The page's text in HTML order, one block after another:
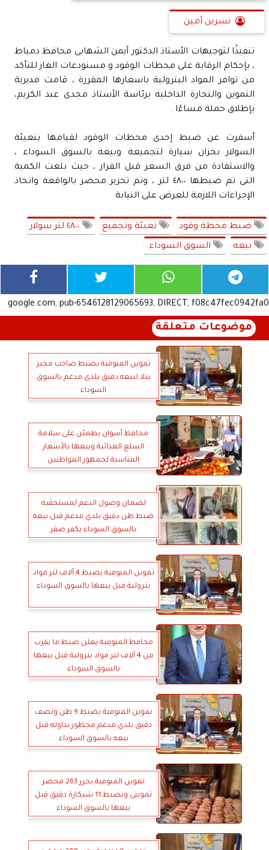
نسرين أمين
تنفيذًا لتوجيهات الأستاذ الدكتور أيمن الشهابى محافظ دمياط
، بإحكام الرقابة على محطات الوقود و مستودعات الغاز للتأكد
من توافر المواد البترولية باسعارها المقررة ، قامت مديرية
التموين والتجارة الداخلية برئاسة الأستاذ مجدى عبد الكريم،
بإطلاق حملة مساءًا .
أسفرت عن ضبط إحدى محطات الوقود لقيامها بتعبئة
السولار بخزان سيارة لتجميعه وبيعه بالسوق السوداء ،
والاستفادة من فرق السعر قبل القرار ، حيث بلغت الكمية
التى تم ضبطها ٤٨٠٠ لتر ، وتم تحرير محضر بالواقعة واتخاذ
الإجراءات اللازمة للعرض على النيابة
ضبط محطة وقود تعبئة وتجميع
بيعه السوق السوداء
google.com, pub-6546128129065693, DIRECT, f08c47fec0942fa0
موضوعات متعلقة
تموين المنوفية يضبط صاحب مخبز
بتلا لبيعه دقيق بلدى مدعم بالسوق
السوداء
محافظ أسوان يطمئن على سلامة
السلع الغذائية وبيعها بالأسعار
المناسبة لجمهور المواطنين
لضمان وصول الدعم لمستحقيه
ضبط طن دقيق بلدي مدعم قبل بيعه
بالسوق السوداء بكفر صقر
تموين المنوفية يضبط 4 آلاف لتر مواد
بترولية قبل بيعها بالسوق السوداء
محافظ المنوفية يعلن ضبط ما يقرب
من 4 آلاف لتر مواد بترولية قبل بيعها
بالسوق السوداء
تموين المنوفية يضبط 9 طن ونصف
دقيق بلدي مدعم محظور تداوله قبل
بيعه بالسوق السوداء
تموين المنوفية يحرر 263 محضر
تموينى ويضبط 11 شيكارة دقيق قبل
بيعها بالسوق السوداء